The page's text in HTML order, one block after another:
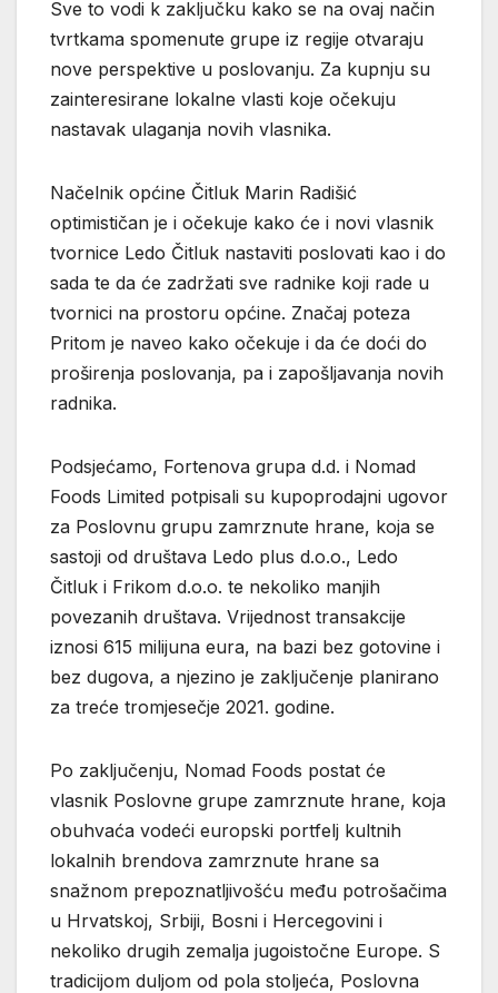
Sve to vodi k zaključku kako se na ovaj način
tvrtkama spomenute grupe iz regije otvaraju
nove perspektive u poslovanju. Za kupnju su
zainteresirane lokalne vlasti koje očekuju
nastavak ulaganja novih vlasnika.
Načelnik općine Čitluk Marin Radišić
optimističan je i očekuje kako će i novi vlasnik
tvornice Ledo Čitluk nastaviti poslovati kao i do
sada te da će zadržati sve radnike koji rade u
tvornici na prostoru općine. Značaj poteza
Pritom je naveo kako očekuje i da će doći do
proširenja poslovanja, pa i zapošljavanja novih
radnika.
Podsjećamo, Fortenova grupa d.d. i Nomad
Foods Limited potpisali su kupoprodajni ugovor
za Poslovnu grupu zamrznute hrane, koja se
sastoji od društava Ledo plus d.o.o., Ledo
Čitluk i Frikom d.o.o. te nekoliko manjih
povezanih društava. Vrijednost transakcije
iznosi 615 milijuna eura, na bazi bez gotovine i
bez dugova, a njezino je zaključenje planirano
za treće tromjesečje 2021. godine.
Po zaključenju, Nomad Foods postat će
vlasnik Poslovne grupe zamrznute hrane, koja
obuhvaća vodeći europski portfelj kultnih
lokalnih brendova zamrznute hrane sa
snažnom prepoznatljivošću među potrošačima
u Hrvatskoj, Srbiji, Bosni i Hercegovini i
nekoliko drugih zemalja jugoistočne Europe. S
tradicijom duljom od pola stoljeća, Poslovna